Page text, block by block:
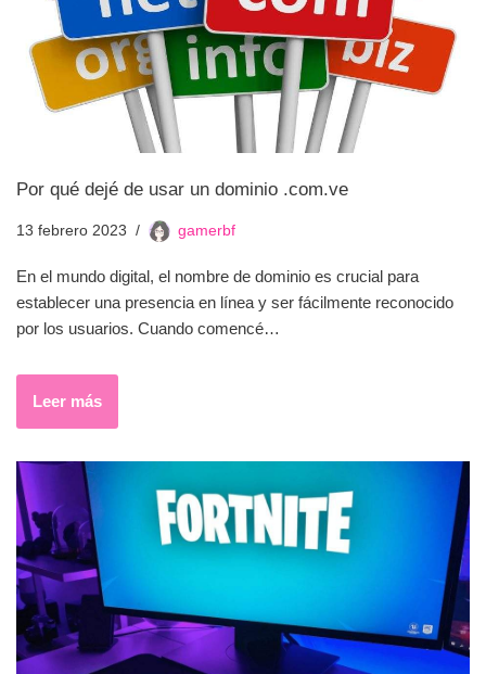
Por qué dejé de usar un dominio .com.ve
13 febrero 2023 gamerbf
En el mundo digital, el nombre de dominio es crucial para
establecer una presencia en línea y ser fácilmente reconocido
por los usuarios. Cuando comencé…
Leer más